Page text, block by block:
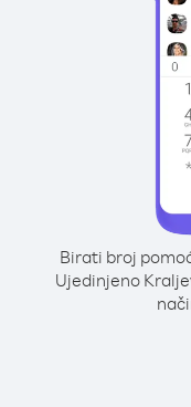
Birati broj
Ujedinjeno